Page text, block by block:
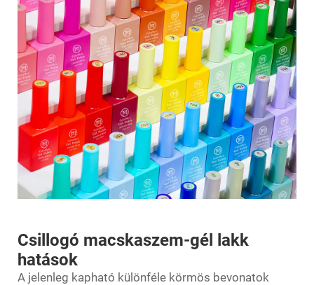
Csillogó macskaszem-gél lakk
hatások
A jelenleg kapható különféle körmös bevonatok